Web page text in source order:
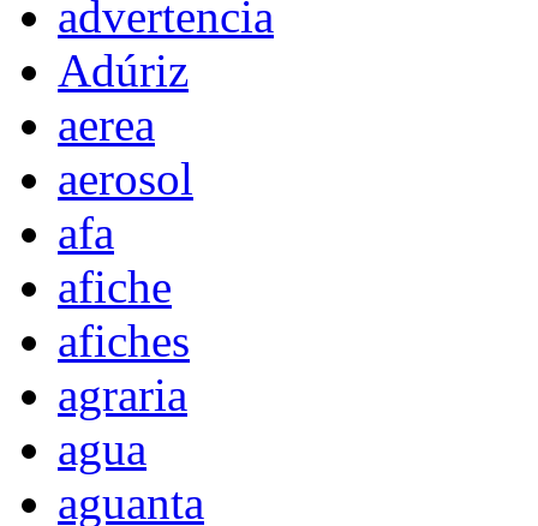
advertencia
Adúriz
aerea
aerosol
afa
afiche
afiches
agraria
agua
aguanta